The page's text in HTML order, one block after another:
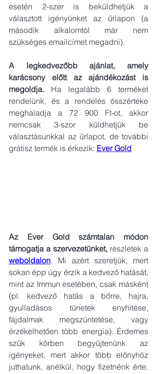
esetén 2-szer is beküldhetjük a
választott igényünket az űrlapon (a
második alkalomtól már nem
szükséges emailcímet megadni).
A legkedvezőbb ajánlat, amely
karácsony előtt az ajándékozást is
megoldja. Ha legalább 6 terméket
rendelünk, és a rendelés összértéke
meghaladja a 72 900 Ft-ot, akkor
nemcsak 3-szor küldhetjük be
választásunkkal az űrlapot, de további
grátisz termék is érkezik: Ever Gold
Az Ever Gold számtalan módon
támogatja a szervezetünket,
weboldalon. Mi azért szeretjük, mert
sokan épp úgy érzik a kedvező hatását,
mint az Immun esetében, csak másként
(pl. kedvező hatás a bőrre, hajra,
gyulladásos tünetek enyhítése,
fájdalmak megszüntetése, vagy
érzékelhetően több energia). Érdemes
szűk körben begyűjtenünk az
igényeket, mert akkor több előnyhöz
juthatunk, anélkül, hogy fizetnénk érte.